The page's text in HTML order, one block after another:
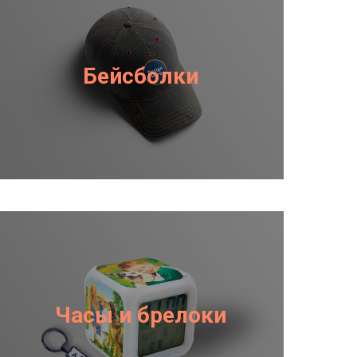
Бейсболки
Часы и брелоки